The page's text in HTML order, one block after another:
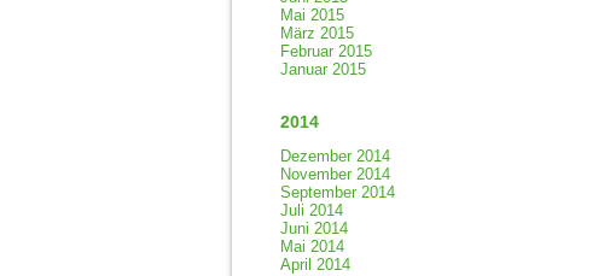
Mai 2015
März 2015
Februar 2015
Januar 2015
2014
Dezember 2014
November 2014
September 2014
Juli 2014
Juni 2014
Mai 2014
April 2014